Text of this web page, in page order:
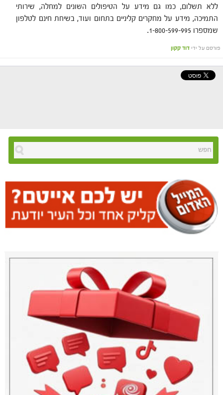
ללא תשלום, כמו גם מידע על הטיפולים השונים למחלה, שירותי
התמיכה, מידע על מחקרים קליניים בתחום ועוד, בשיחת חינם לטלפון
שמספרו 1-800-599-995.
פורסם על ידי דוד קקון